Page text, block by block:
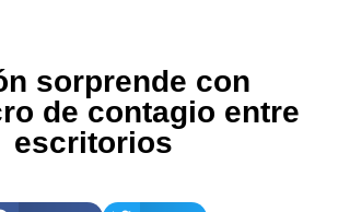
sorprende con
de contagio entre
escritorios